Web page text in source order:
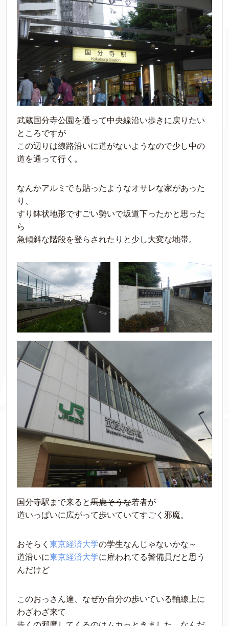
武蔵国分寺公園を通って中央線沿い歩きに戻りたい
ところですが
この辺りは線路沿いに道がないようなので少し中の
道を通って行く。
なんかアルミでも貼ったようなオサレな家があった
り、
すり鉢状地形ですごい勢いで坂道下ったかと思った
ら
急傾斜な階段を登らされたりと少し大変な地帯。
国分寺駅まで来ると馬鹿そうな若者が
道いっぱいに広がって歩いていてすごく邪魔。
おそらく 東京経済大学の学生なんじゃないかな～
道沿いに東京経済大学に雇われてる警備員だと思う
んだけど
このおっさん達、なぜか自分の歩いている軸線上に
わざわざ来て